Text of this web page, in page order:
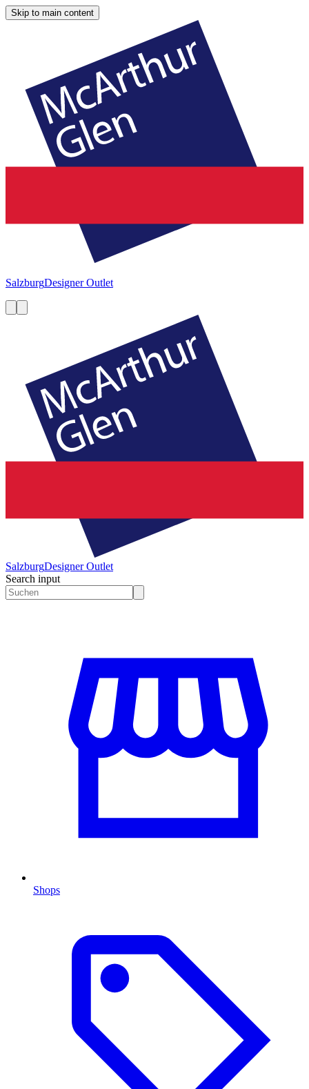
Skip to main content
SalzburgDesigner Outlet
SalzburgDesigner Outlet
Search input
Shops